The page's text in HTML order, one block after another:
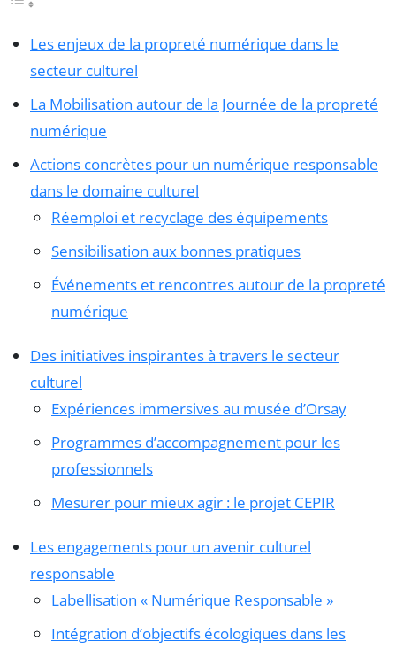
Les enjeux de la propreté numérique dans le
secteur culturel
La Mobilisation autour de la Journée de la propreté
numérique
Actions concrètes pour un numérique responsable
dans le domaine culturel
Réemploi et recyclage des équipements
Sensibilisation aux bonnes pratiques
Événements et rencontres autour de la propreté
numérique
Des initiatives inspirantes à travers le secteur
culturel
Expériences immersives au musée d’Orsay
Programmes d’accompagnement pour les
professionnels
Mesurer pour mieux agir : le projet CEPIR
Les engagements pour un avenir culturel
responsable
Labellisation « Numérique Responsable »
Intégration d’objectifs écologiques dans les